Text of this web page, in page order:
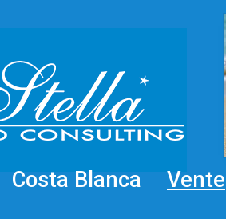
Costa Blanca Vente